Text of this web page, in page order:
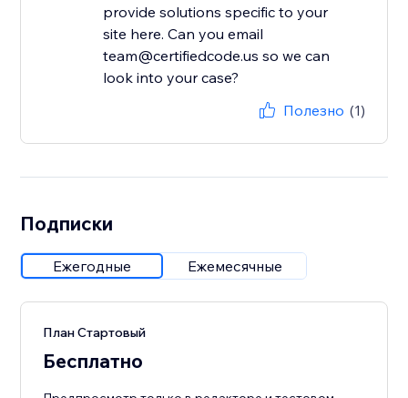
provide solutions specific to your
site here. Can you email
team@certifiedcode.us so we can
look into your case?
Полезно (1)
Подписки
Ежегодные Ежемесячные
План Стартовый
Бесплатно